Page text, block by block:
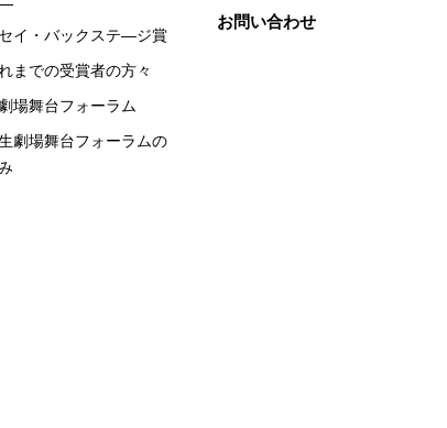
イ・バックステ―ジ賞
までの受賞者の方々
場舞台フォーラム
劇場舞台フォーラムの
お問い合わせ